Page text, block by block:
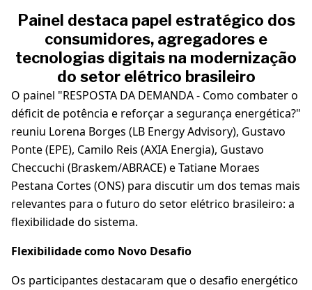
Painel destaca papel estratégico dos
consumidores, agregadores e
tecnologias digitais na modernização
do setor elétrico brasileiro
O painel "RESPOSTA DA DEMANDA - Como combater o
déficit de potência e reforçar a segurança energética?"
reuniu Lorena Borges (LB Energy Advisory), Gustavo
Ponte (EPE), Camilo Reis (AXIA Energia), Gustavo
Checcuchi (Braskem/ABRACE) e Tatiane Moraes
Pestana Cortes (ONS) para discutir um dos temas mais
relevantes para o futuro do setor elétrico brasileiro: a
flexibilidade do sistema.
Flexibilidade como Novo Desafio
Os participantes destacaram que o desafio energético